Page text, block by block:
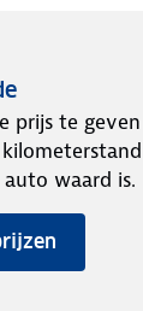
prijs te
waard is.